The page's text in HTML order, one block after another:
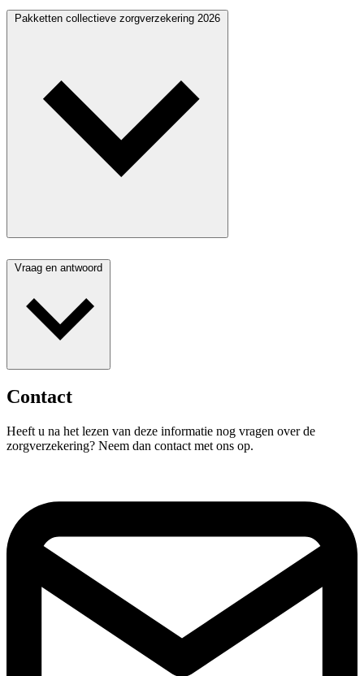
Pakketten collectieve zorgverzekering 2026
Vraag en antwoord
Contact
Heeft u na het lezen van deze informatie nog vragen over de
zorgverzekering? Neem dan contact met ons op.